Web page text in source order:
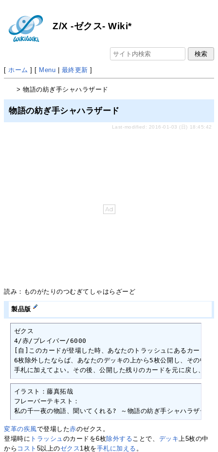
Z/X -ゼクス- Wiki*
[ ホーム ] [ Menu | 最終更新 ]
> 物語の紡ぎ手シャハラザード
物語の紡ぎ手シャハラザード
Last-modified: 2016-01-03 (日) 18:45:42
読み：ものがたりのつむぎてしゃはらざーど
製品版
ゼクス
4/赤/ブレイバー/6000
[自]このカードが登場した時、あなたのトラッシュにあるカードを
6枚除外したならば、あなたのデッキの上から5枚公開し、その中に
手札に加えてよい。その後、公開した残りのカードを元に戻し、シ
イラスト：藤真拓哉
フレーバーテキスト：
私の千一夜の物語、聞いてくれる? ～物語の紡ぎ手シャハラザード
変革の疾風で登場した赤のゼクス。
登場時に トラッシュ のカードを6枚除外する ことで、 デッキ 上5枚の中
から コスト 5以上のゼクス 1枚を手札に加える 。